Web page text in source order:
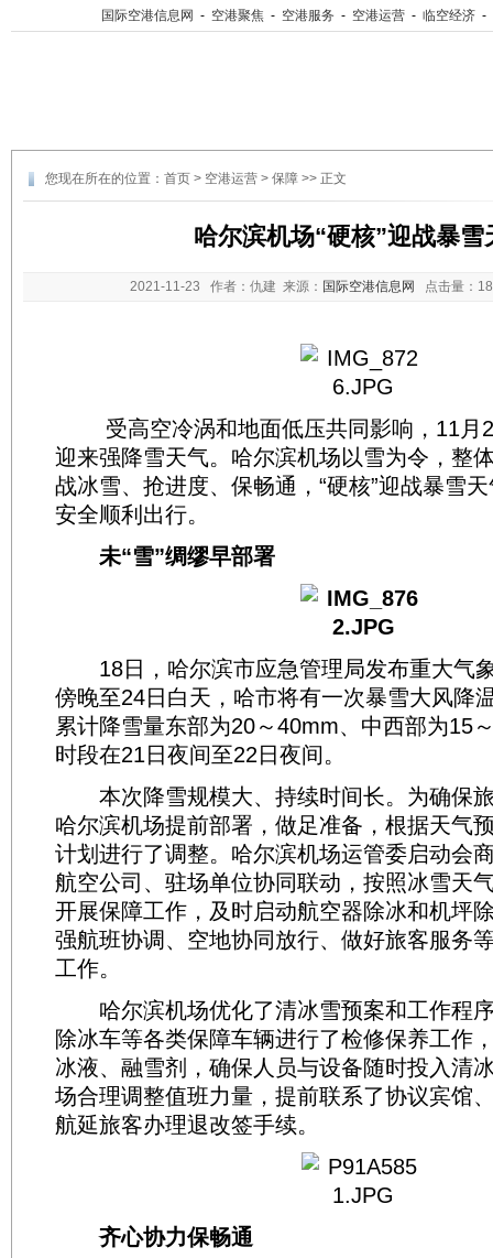
国际空港信息网 - 空港聚焦 - 空港服务 - 空港运营 - 临空经济 -
您现在所在的位置： 首页 > 空港运营 > 保障 >> 正文
哈尔滨机场“硬核”迎战暴雪
2021-11-23 作者：仇建 来源： 国际空港信息网 点击量：
受高空冷涡和地面低压共同影响，11月
迎来强降雪天气。哈尔滨机场以雪为令，整
战冰雪、抢进度、保畅通，“硬核”迎战暴雪
安全顺利出行。
未“雪”绸缪早部署
18日，哈尔滨市应急管理局发布重大气
傍晚至24日白天，哈市将有一次暴雪大风降
累计降雪量东部为20～40mm、中西部为15
时段在21日夜间至22日夜间。
本次降雪规模大、持续时间长。为确保
哈尔滨机场提前部署，做足准备，根据天气
计划进行了调整。哈尔滨机场运管委启动会
航空公司、驻场单位协同联动，按照冰雪天
开展保障工作，及时启动航空器除冰和机坪
强航班协调、空地协同放行、做好旅客服务
工作。
哈尔滨机场优化了清冰雪预案和工作程
除冰车等各类保障车辆进行了检修保养工作
冰液、融雪剂，确保人员与设备随时投入清
场合理调整值班力量，提前联系了协议宾馆
航延旅客办理退改签手续。
齐心协力保畅通